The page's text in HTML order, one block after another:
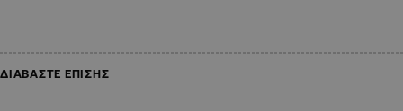
ΔΙΑΒΑΣΤΕ ΕΠΙΣΗΣ